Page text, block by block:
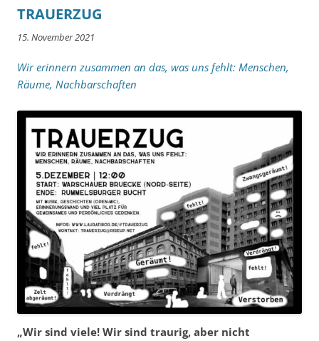
TRAUERZUG
15. November 2021
Wir erinnern zusammen an das, was uns fehlt: Menschen,
Räume, Nachbarschaften
„Wir sind viele! Wir sind traurig, aber nicht